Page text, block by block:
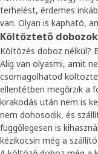
terhelést, érdemes
van. Olyan is kapható,
Költöztető
Költözés doboz nélkül?
Alig van olyasmi, amit
csomagolhatod
ellentétben megőrzik a
kirakodás után nem is
nem dohosodik, és
függőlegesen is
kézikocsin még a